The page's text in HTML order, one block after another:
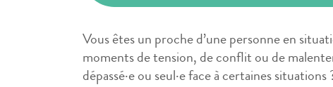
Vous êtes un proche d’une personne en
moments de tension, de conflit ou de
dépassé·e ou seul·e face à certaines situations